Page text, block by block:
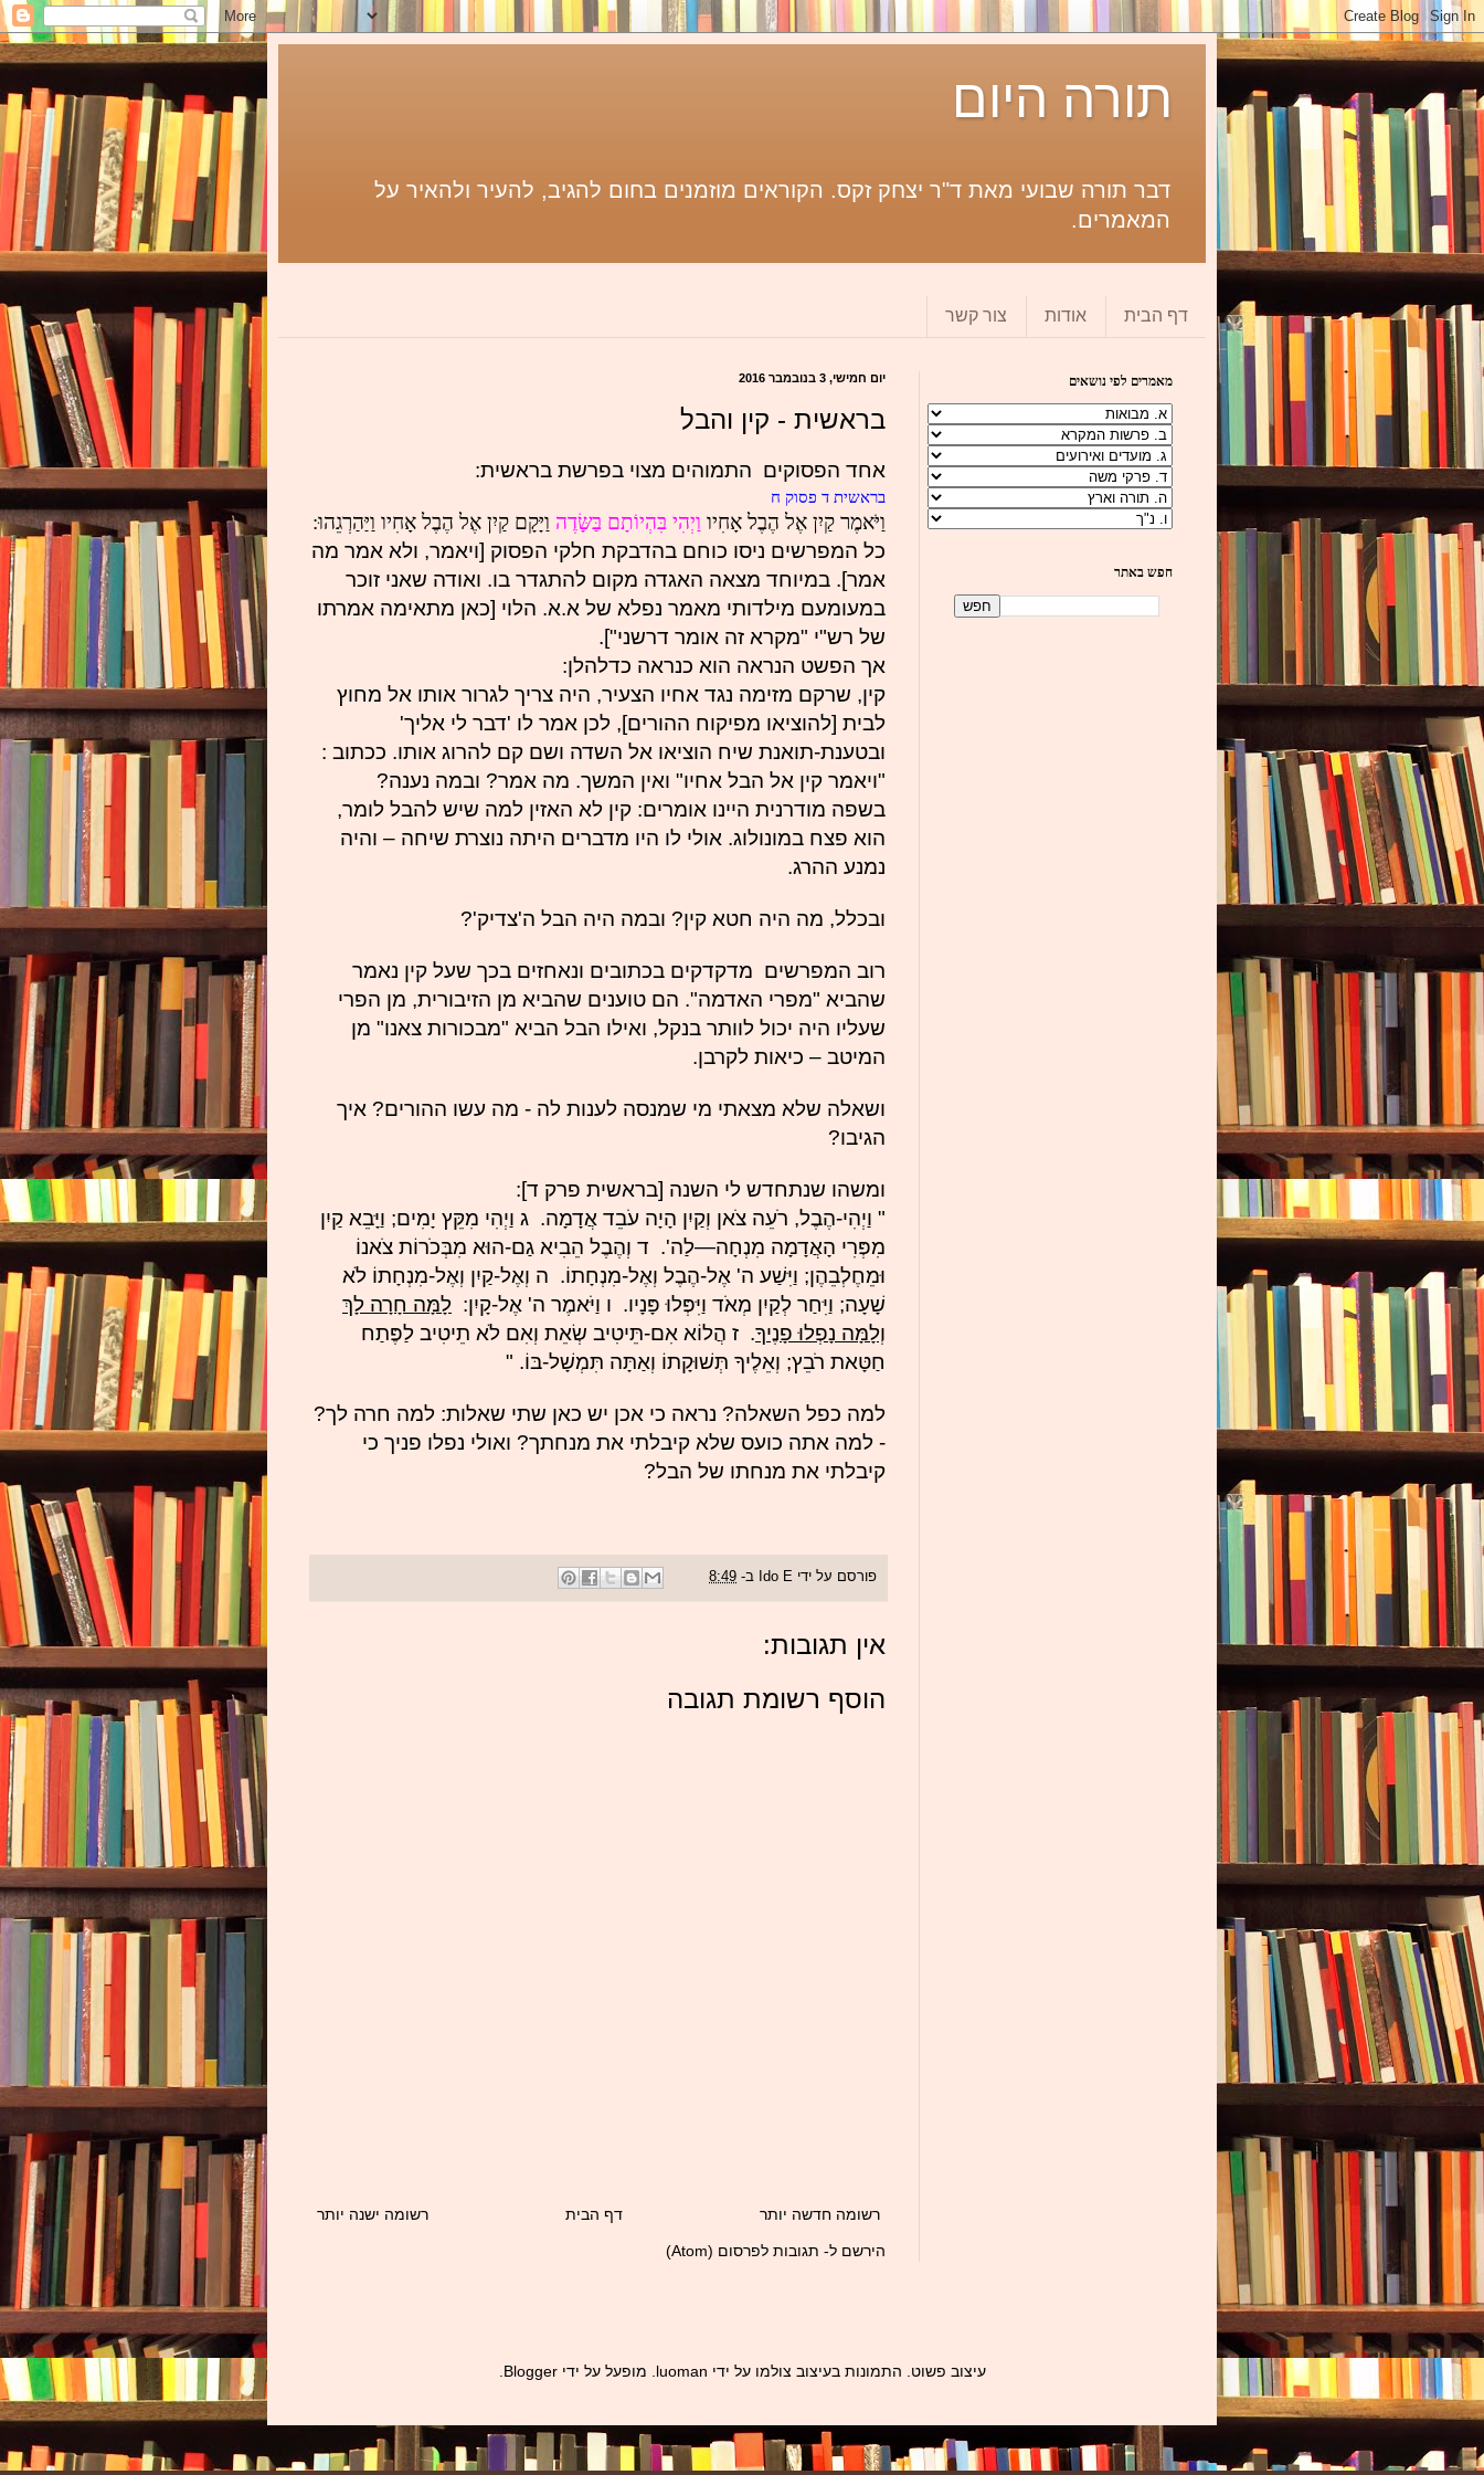
תורה היום
דבר תורה שבועי מאת ד"ר יצחק זקס. הקוראים מוזמנים בחום להגיב, להעיר ולהאיר על
המאמרים.
דף הבית אודות צור קשר
יום חמישי, 3 בנובמבר 2016
בראשית - קין והבל
אחד הפסוקים התמוהים מצוי בפרשת בראשית:
בראשית ד פסוק ח
וַיֹּאמֶר קַיִן אֶל הֶבֶל אָחִיו וַיְהִי בִּהְיוֹתָם בַּשָּׂדֶה וַיָּקָם קַיִן אֶל הֶבֶל אָחִיו וַיַּהַרְגֵהוּ:
כל המפרשים ניסו כוחם בהדבקת חלקי הפסוק [ויאמר, ולא אמר מה
אמר]. במיוחד מצאה האגדה מקום להתגדר בו. ואודה שאני זוכר
במעומעם מילדותי מאמר נפלא של א.א. הלוי [כאן מתאימה אמרתו
של רש"י "מקרא זה אומר דרשני"].
אך הפשט הנראה הוא כנראה כדלהלן:
קין, שרקם מזימה נגד אחיו הצעיר, היה צריך לגרור אותו אל מחוץ
לבית [להוציאו מפיקוח ההורים], לכן אמר לו 'דבר לי אליך'
ובטענת-תואנת שיח הוציאו אל השדה ושם קם להרוג אותו. ככתוב :
"ויאמר קין אל הבל אחיו" ואין המשך. מה אמר? ובמה נענה?
בשפה מודרנית היינו אומרים: קין לא האזין למה שיש להבל לומר,
הוא פצח במונולוג. אולי לו היו מדברים היתה נוצרת שיחה – והיה
נמנע ההרג.
ובכלל, מה היה חטא קין? ובמה היה הבל ה'צדיק'?
רוב המפרשים מדקדקים בכתובים ונאחזים בכך שעל קין נאמר
שהביא "מפרי האדמה". הם טוענים שהביא מן הזיבורית, מן הפרי
שעליו היה יכול לוותר בנקל, ואילו הבל הביא "מבכורות צאנו" מן
המיטב – כיאות לקרבן.
ושאלה שלא מצאתי מי שמנסה לענות לה - מה עשו ההורים? איך
הגיבו?
ומשהו שנתחדש לי השנה [בראשית פרק ד]:
" וַיְהִי-הֶבֶל, רֹעֵה צֹאן וְקַיִן הָיָה עֹבֵד אֲדָמָה. ג וַיְהִי מִקֵּץ יָמִים; וַיָּבֵא קַיִן
מִפְּרִי הָאֲדָמָה מִנְחָה—לַה'. ד וְהֶבֶל הֵבִיא גַם-הוּא מִבְּכֹרוֹת צֹאנוֹ
וּמֵחֶלְבֵהֶן; וַיִּשַׁע ה' אֶל-הֶבֶל וְאֶל-מִנְחָתוֹ. ה וְאֶל-קַיִן וְאֶל-מִנְחָתוֹ לֹא
שָׁעָה; וַיִּחַר לְקַיִן מְאֹד וַיִּפְּלוּ פָּנָיו. ו וַיֹּאמֶר ה' אֶל-קָיִן: לָמָּה חָרָה לָךְ
וְלָמָּה נָפְלוּ פָנֶיךָ. ז הֲלוֹא אִם-תֵּיטִיב שְׂאֵת וְאִם לֹא תֵיטִיב לַפֶּתַח
חַטָּאת רֹבֵץ; וְאֵלֶיךָ תְּשׁוּקָתוֹ וְאַתָּה תִּמְשָׁל-בּוֹ. "
למה כפל השאלה? נראה כי אכן יש כאן שתי שאלות: למה חרה לך?
- למה אתה כועס שלא קיבלתי את מנחתך? ואולי נפלו פניך כי
קיבלתי את מנחתו של הבל?
פורסם על ידי Ido E ב- 8:49
אין תגובות:
הוסף רשומת תגובה
רשומה חדשה יותר רשומה ישנה יותר דף הבית
הירשם ל- תגובות לפרסום (Atom)
מאמרים לפי נושאים
חפש באתר
עיצוב פשוט. התמונות בעיצוב צולמו על ידי luoman . מופעל על ידיBlogger